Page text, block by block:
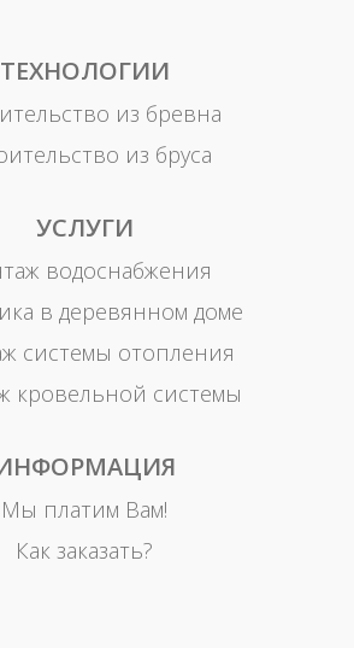
ТЕХНОЛОГИИ
из бревна
из бруса
УСЛУГИ
водоснабжения
в деревянном доме
системы отопления
кровельной системы
Мы платим Вам!
Как заказать?